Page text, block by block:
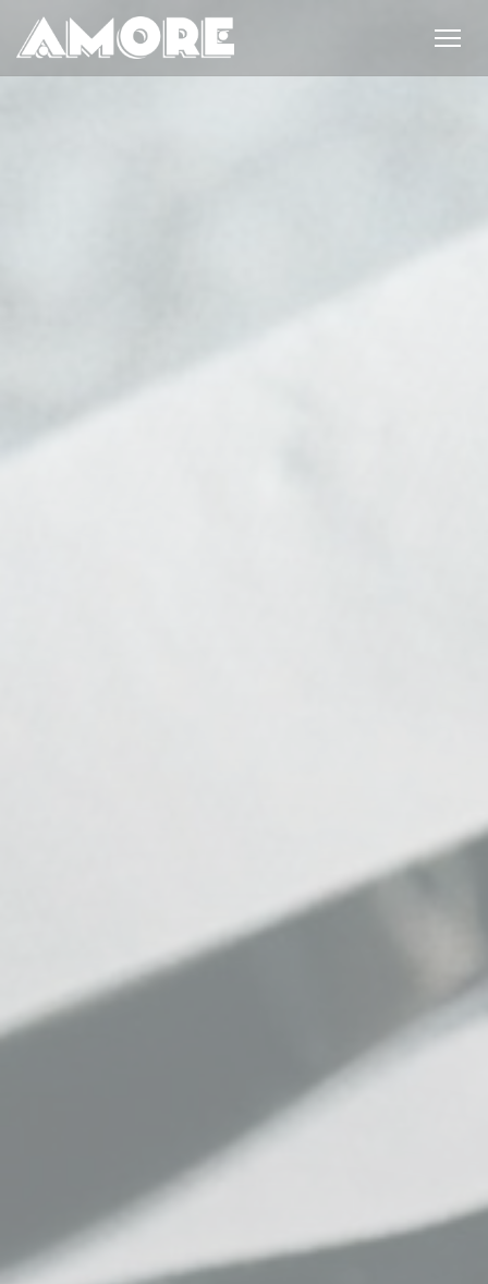
Personnalisation de vos choix en matière de cookies